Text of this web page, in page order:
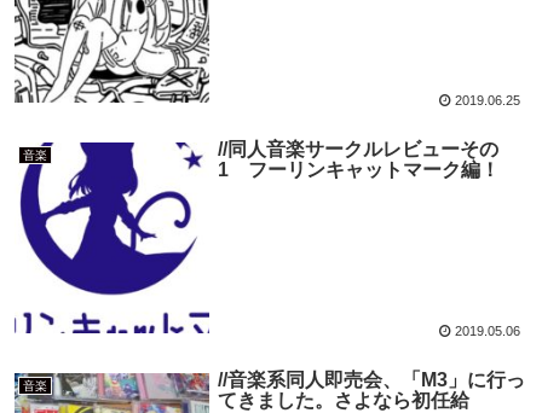
2019.06.25
音楽
//同人音楽サークルレビューその
1 フーリンキャットマーク編！
2019.05.06
音楽
//音楽系同人即売会、「M3」に行っ
てきました。さよなら初任給